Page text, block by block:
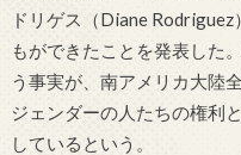
ドリゲス（Diane
もができたことを発表した
う事実が、南アメリカ大陸
ジェンダーの人たちの権利
しているという。